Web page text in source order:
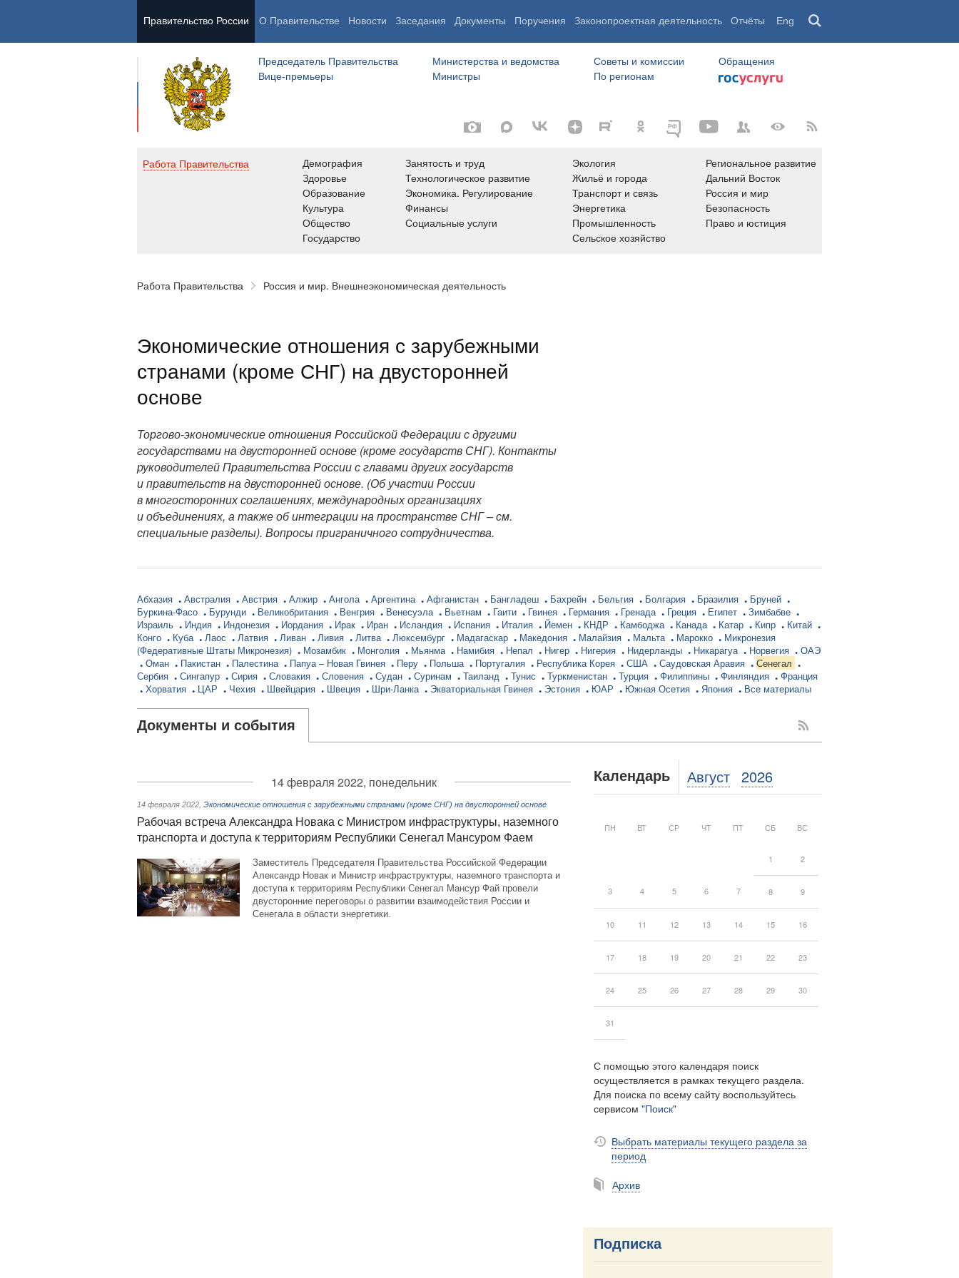
Правительство России О Правительстве Новости Заседания Документы Поручения Законопроектная деятельность Отчёты Eng
Председатель Правительства
Вице-премьеры
Министерства и ведомства
Министры
Советы и комиссии
По регионам
Обращения
Работа Правительства
Демография
Здоровье
Образование
Культура
Общество
Государство
Занятость и труд
Технологическое развитие
Экономика. Регулирование
Финансы
Социальные услуги
Экология
Жильё и города
Транспорт и связь
Энергетика
Промышленность
Сельское хозяйство
Региональное развитие
Дальний Восток
Россия и мир
Безопасность
Право и юстиция
Работа Правительства Россия и мир. Внешнеэкономическая деятельность
Экономические отношения с зарубежными
странами (кроме СНГ) на двусторонней
основе
Торгово-экономические отношения Российской Федерации с другими
государствами на двусторонней основе (кроме государств СНГ). Контакты
руководителей Правительства России с главами других государств
и правительств на двусторонней основе. (Об участии России
в многосторонних соглашениях, международных организациях
и объединениях, а также об интеграции на пространстве СНГ – см.
специальные разделы). Вопросы приграничного сотрудничества.
Абхазия Австралия Австрия Алжир Ангола Аргентина Афганистан Бангладеш Бахрейн Бельгия Болгария Бразилия
Бруней
Буркина-Фасо
Бурунди Великобритания Венгрия Венесуэла Вьетнам Гаити Гвинея Германия Гренада Греция Египет
Зимбабве
Израиль
Индия Индонезия Иордания Ирак Иран Исландия Испания Италия Йемен КНДР Камбоджа Канада Катар Кипр
Китай
Конго
Куба Лаос Латвия Ливан Ливия Литва Люксембург Мадагаскар Македония Малайзия Мальта Марокко
Микронезия
(Федеративные Штаты Микронезия)
Мозамбик Монголия Мьянма Намибия Непал Нигер Нигерия Нидерланды Никарагуа Норвегия
ОАЭ
Оман
Пакистан Палестина Папуа – Новая Гвинея Перу Польша Португалия Республика Корея США Саудовская Аравия
Сенегал
Сербия
Сингапур Сирия Словакия Словения Судан Суринам Таиланд Тунис Туркменистан Турция Филиппины Финляндия
Франция
Хорватия
ЦАР Чехия Швейцария Швеция Шри-Ланка Экваториальная Гвинея Эстония ЮАР Южная Осетия Япония Все материалы
Документы и события
14 февраля 2022, понедельник
14 февраля 2022 Экономические отношения с зарубежными странами (кроме СНГ) на двусторонней основе
Рабочая встреча Александра Новака с Министром инфраструктуры, наземного
транспорта и доступа к территориям Республики Сенегал Мансуром Фаем
Заместитель Председателя Правительства Российской Федерации
Александр Новак и Министр инфраструктуры, наземного транспорта и
доступа к территориям Республики Сенегал Мансур Фай провели
двусторонние переговоры о развитии взаимодействия России и
Сенегала в области энергетики.
Календарь Август 2026
ПН ВТ СР ЧТ ПТ СБ ВС
1 2
3 4 5 6 7 8 9
10 11 12 13 14 15 16
17 18 19 20 21 22 23
24 25 26 27 28 29 30
31
С помощью этого календаря поиск
осуществляется в рамках текущего раздела.
Для поиска по всему сайту воспользуйтесь
сервисом "Поиск"
Выбрать материалы текущего раздела за
период
Архив
Подписка